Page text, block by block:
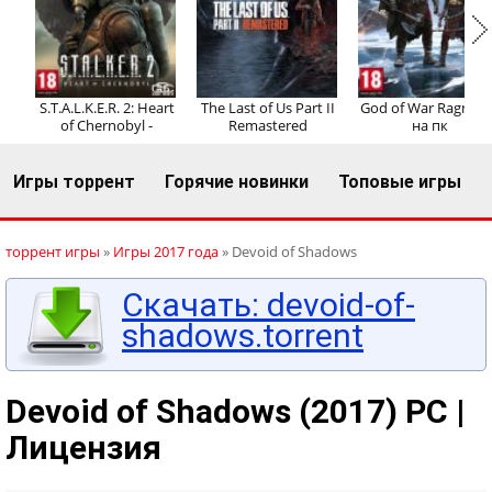
Регистрация Вход
S.T.A.L.K.E.R. 2: Heart
of Chernobyl -
The Last of Us Part II
Remastered
God of War
на пк
Игры торрент Горячие новинки Топовые игры
торрент игры » Игры 2017 года» Devoid of Shadows
Скачать: devoid-of-
shadows.torrent
Devoid of Shadows (2017) PC |
Лицензия